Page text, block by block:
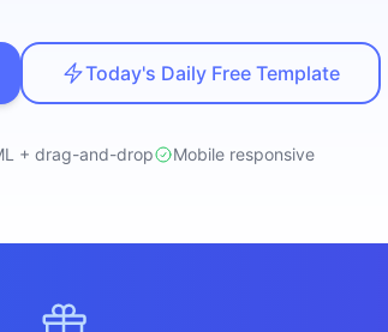
ปรึกษาฟรีToday's Daily Free Template
+ drag-and-drop Mobile responsive